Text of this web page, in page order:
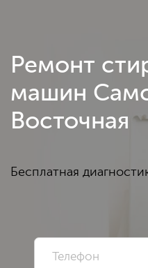
Ремонт
машин
Восточная
Бесплатная